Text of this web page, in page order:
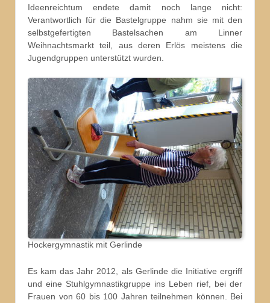
Ideenreichtum endete damit noch lange nicht:
Verantwortlich für die Bastelgruppe nahm sie mit den
selbstgefertigten Bastelsachen am Linner
Weihnachtsmarkt teil, aus deren Erlös meistens die
Jugendgruppen unterstützt wurden.
Hockergymnastik mit Gerlinde
Es kam das Jahr 2012, als Gerlinde die Initiative ergriff
und eine Stuhlgymnastikgruppe ins Leben rief, bei der
Frauen von 60 bis 100 Jahren teilnehmen können. Bei